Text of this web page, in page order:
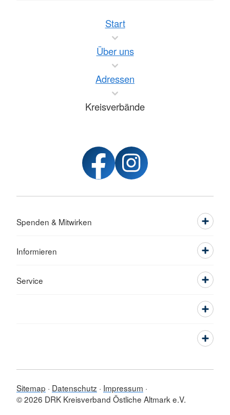
Start
Über uns
Adressen
Kreisverbände
Spenden & Mitwirken
Informieren
Service
Sitemap Datenschutz
Impressum
© 2026 DRK Kreisverband Östliche Altmark e.V.